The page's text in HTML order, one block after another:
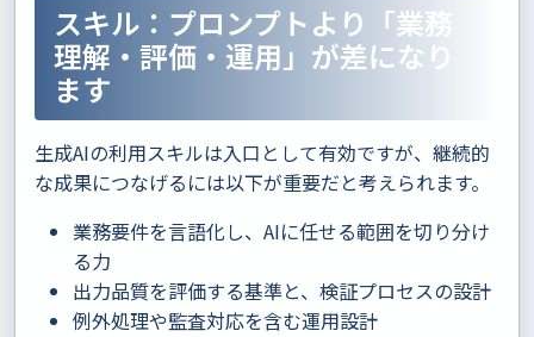
スキル：プロンプトより「業務
理解・評価・運用」が差になり
ます
生成AIの利用スキルは入口として有効ですが、継続的
な成果につなげるには以下が重要だと考えられます。
業務要件を言語化し、AIに任せる範囲を切り分け
る力
出力品質を評価する基準と、検証プロセスの設計
例外処理や監査対応を含む運用設計